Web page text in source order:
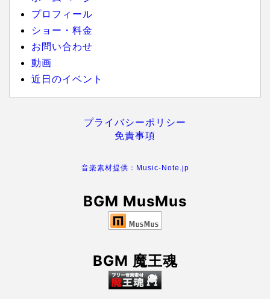
プロフィール
ショー・料金
お問い合わせ
動画
近日のイベント
プライバシーポリシー
免責事項
音楽素材提供：Music-Note.jp
BGM MusMus
BGM 魔王魂